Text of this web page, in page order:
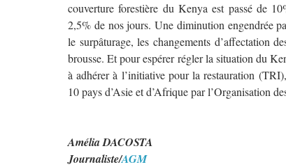
couverture forestière du Kenya est passé de
2,5% de nos jours. Une diminution engendrée
le surpâturage, les changements d’affectation
brousse. Et pour espérer régler la situation du
à adhérer à l’initiative pour la restauration
10 pays d’Asie et d’Afrique par l’Organisation
Amélia DACOSTA
Journaliste/AGM